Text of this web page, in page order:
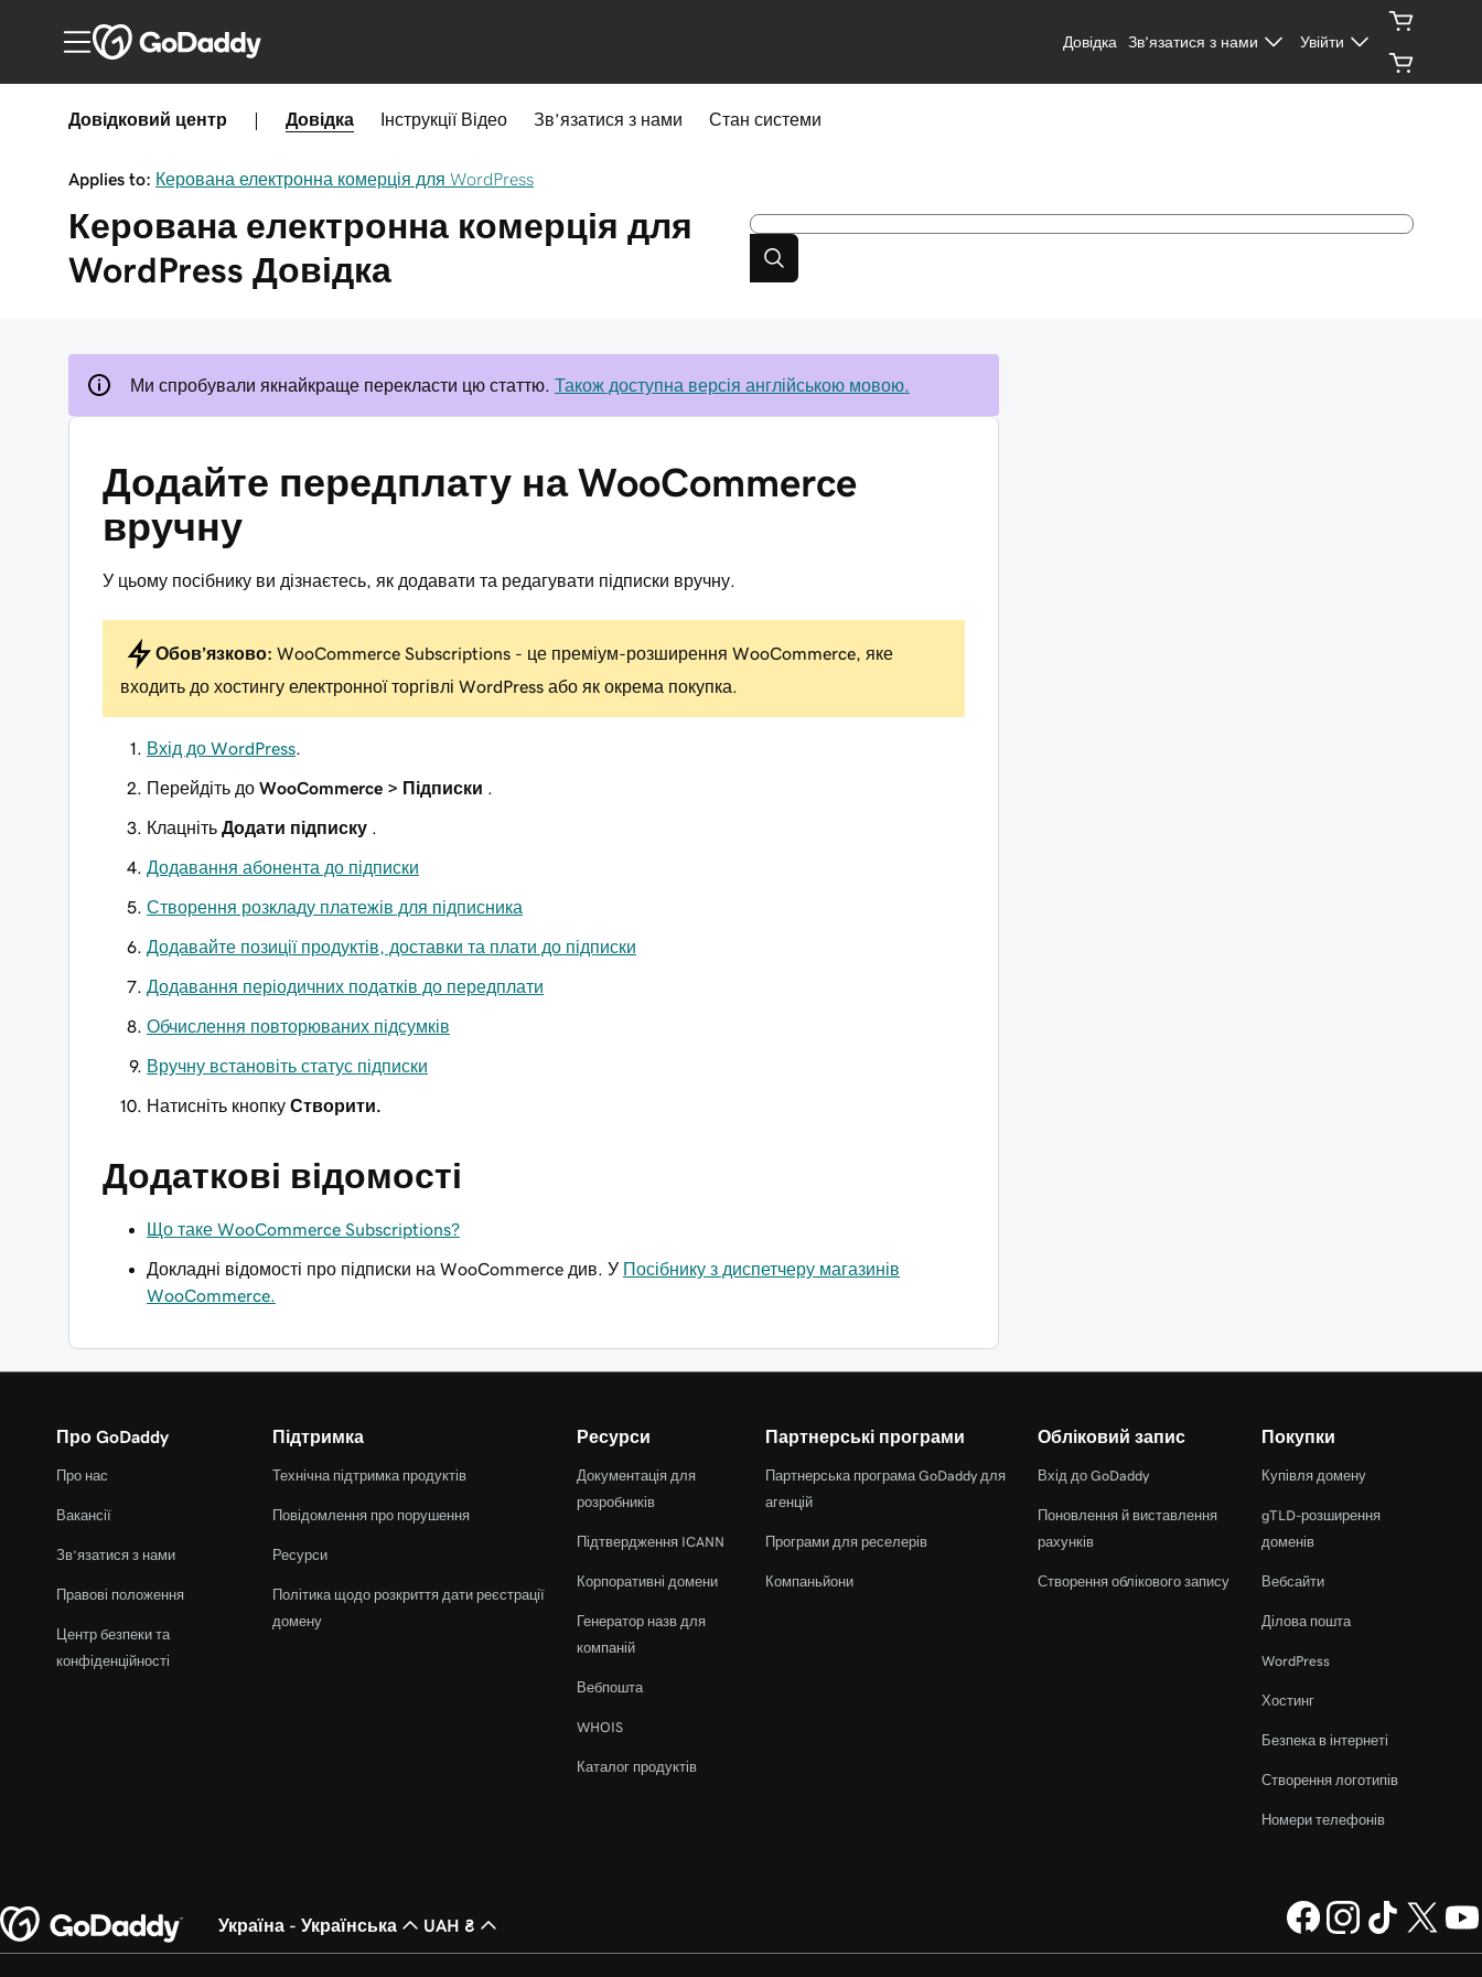
Довідка Зв’язатися з нами Увійти
Довідковий центр Довідка Інструкції Відео Зв’язатися з нами Стан системи
Applies to: Керована електронна комерція для WordPress
Керована електронна комерція для
WordPress Довідка
Ми спробували якнайкраще перекласти цю статтю. Також доступна версія англійською мовою.
Додайте передплату на WooCommerce
вручну
У цьому посібнику ви дізнаєтесь, як додавати та редагувати підписки вручну.
Обов’язково: WooCommerce Subscriptions - це преміум-розширення WooCommerce, яке
входить до хостингу електронної торгівлі WordPress або як окрема покупка.
Вхід до WordPress
Перейдіть до WooCommerce > Підписки
Клацніть Додати підписку
Додавання абонента до підписки
Створення розкладу платежів для підписника
Додавайте позиції продуктів, доставки та плати до підписки
Додавання періодичних податків до передплати
Обчислення повторюваних підсумків
Вручну встановіть статус підписки
Натисніть кнопку Створити.
Додаткові відомості
Що таке WooCommerce Subscriptions?
Докладні відомості про підписки на WooCommerce див. У Посібнику з диспетчеру магазинів
WooCommerce.
Про GoDaddy
Про нас
Вакансії
Зв’язатися з нами
Правові положення
Центр безпеки та
конфіденційності
Підтримка
Технічна підтримка продуктів
Повідомлення про порушення
Ресурси
Політика щодо розкриття дати реєстрації
домену
Ресурси
Документація для
розробників
Підтвердження ICANN
Корпоративні домени
Генератор назв для
компаній
Вебпошта
WHOIS
Каталог продуктів
Партнерські програми
Партнерська програма GoDaddy для
агенцій
Програми для реселерів
Компаньйони
Обліковий запис
Вхід до GoDaddy
Поновлення й виставлення
рахунків
Створення облікового запису
Покупки
Купівля домену
gTLD-розширення
доменів
Вебсайти
Ділова пошта
WordPress
Хостинг
Безпека в інтернеті
Створення логотипів
Номери телефонів
Україна - Українська UAH ₴